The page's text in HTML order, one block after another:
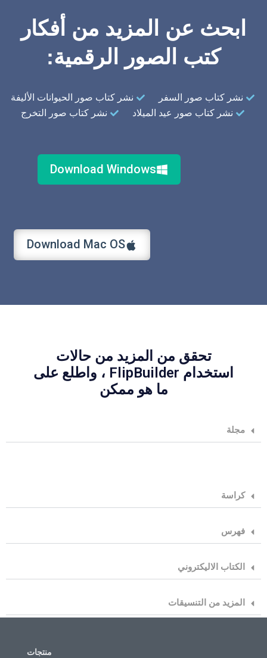
ابحث عن المزيد من أفكار
كتب الصور الرقمية:
نشر كتاب صور السفر
نشر كتاب صور الحيوانات الأليفة
نشر كتاب صور عيد الميلاد
نشر كتاب صور التخرج
Download Windows
Download Mac OS
تحقق من المزيد من حالات
استخدام FlipBuilder ، واطلع على
ما هو ممكن
مجلة
كراسة
فهرس
الكتاب الاليكتروني
المزيد من التنسيقات
منتجات